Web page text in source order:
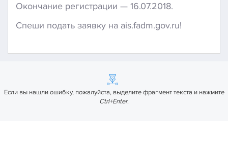
Окончание регистрации — 16.07.2018.
Спеши подать заявку на ais.fadm.gov.ru!
Если вы нашли ошибку, пожалуйста, выделите фрагмент текста и нажмите
Ctrl+Enter.